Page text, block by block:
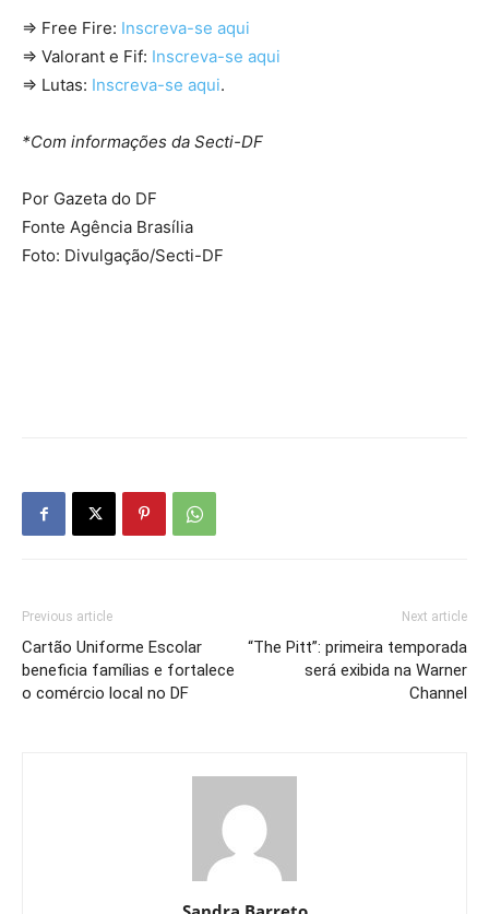
⇒ Free Fire: Inscreva-se aqui
⇒ Valorant e Fif: Inscreva-se aqui
⇒ Lutas: Inscreva-se aqui.
*Com informações da Secti-DF
Por Gazeta do DF
Fonte Agência Brasília
Foto: Divulgação/Secti-DF
Previous article
Cartão Uniforme Escolar
beneficia famílias e fortalece
o comércio local no DF
Next article
“The Pitt”: primeira temporada
será exibida na Warner
Channel